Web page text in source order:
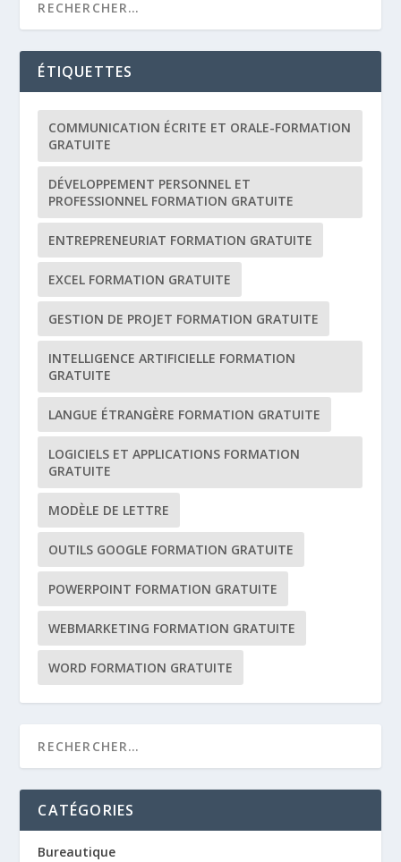
ÉTIQUETTES
COMMUNICATION ÉCRITE ET ORALE-FORMATION
GRATUITE
DÉVELOPPEMENT PERSONNEL ET
PROFESSIONNEL FORMATION GRATUITE
ENTREPRENEURIAT FORMATION GRATUITE
EXCEL FORMATION GRATUITE
GESTION DE PROJET FORMATION GRATUITE
INTELLIGENCE ARTIFICIELLE FORMATION
GRATUITE
LANGUE ÉTRANGÈRE FORMATION GRATUITE
LOGICIELS ET APPLICATIONS FORMATION
GRATUITE
MODÈLE DE LETTRE
OUTILS GOOGLE FORMATION GRATUITE
POWERPOINT FORMATION GRATUITE
WEBMARKETING FORMATION GRATUITE
WORD FORMATION GRATUITE
CATÉGORIES
Bureautique